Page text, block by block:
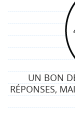
UN BON
RÉPONSES,